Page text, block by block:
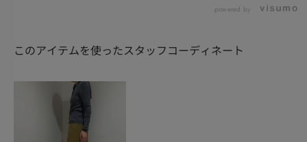
powered by
このアイテムを使ったスタッフコーディネート